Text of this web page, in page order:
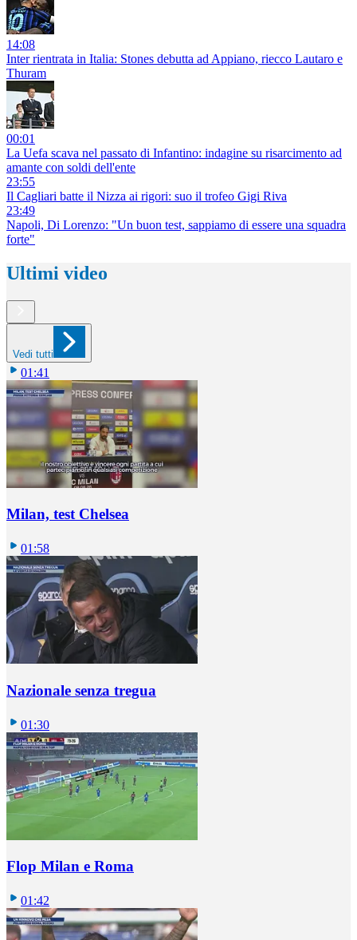
14:08
Inter rientrata in Italia: Stones debutta ad Appiano, riecco Lautaro e
Thuram
00:01
La Uefa scava nel passato di Infantino: indagine su risarcimento ad
amante con soldi dell'ente
23:55
Il Cagliari batte il Nizza ai rigori: suo il trofeo Gigi Riva
23:49
Napoli, Di Lorenzo: "Un buon test, sappiamo di essere una squadra
forte"
Ultimi video
Vedi tutti
01:41
Milan, test Chelsea
01:58
Nazionale senza tregua
01:30
Flop Milan e Roma
01:42